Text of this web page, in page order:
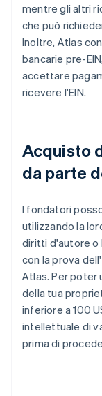
mentre gli altri
che può
Inoltre, Atlas
bancarie pre-
accettare
ricevere l'EIN.
Acquisto
da parte
I fondatori
utilizzando la
diritti d'autore o
con la prova
Atlas. Per poter
della tua
inferiore a 100
intellettuale di
prima di